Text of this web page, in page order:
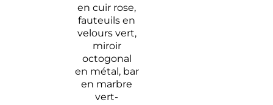
en cuir rose,
fauteuils en
velours vert,
miroir
octogonal
en métal, bar
en marbre
vert-